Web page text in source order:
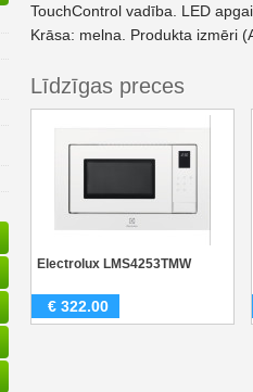
TouchControl vadība. LED
Krāsa: melna. Produkta izmēri
Līdzīgas preces
Electrolux LMS4253TMW
€ 322.00